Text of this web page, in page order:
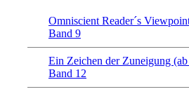
Omniscient Reader´s
Band 9
Ein Zeichen der Zuneigung
Band 12